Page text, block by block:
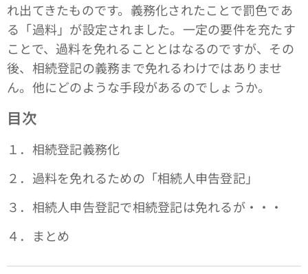
れ出てきたものです。義務化されたことで罰色であ
る「過料」が設定されました。一定の要件を充たす
ことで、過料を免れることとはなるのですが、その
後、相続登記の義務まで免れるわけではありませ
ん。他にどのような手段があるのでしょうか。
目次
１．相続登記義務化
２．過料を免れるための「相続人申告登記」
３．相続人申告登記で相続登記は免れるが・・・
４．まとめ